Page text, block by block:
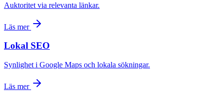
Auktoritet via relevanta länkar.
Läs mer
Lokal SEO
Synlighet i Google Maps och lokala sökningar.
Läs mer